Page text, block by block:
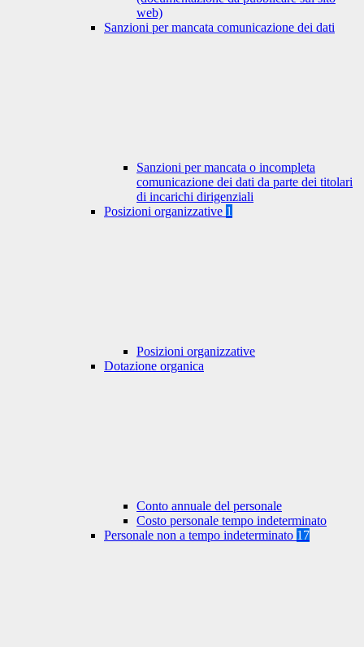
web)
Sanzioni per mancata comunicazione dei dati
Sanzioni per mancata o incompleta
comunicazione dei dati da parte dei titolari
di incarichi dirigenziali
Posizioni organizzative 1
Posizioni organizzative
Dotazione organica
Conto annuale del personale
Costo personale tempo indeterminato
Personale non a tempo indeterminato 17